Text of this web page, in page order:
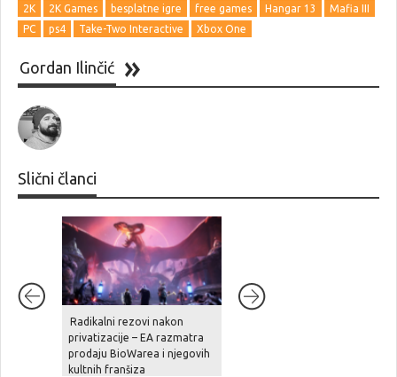
2K 2K Games besplatne igre free games Hangar 13
Mafia III
PC
ps4 Take-Two Interactive Xbox One
Gordan Ilinčić
Slični članci
Radikalni rezovi nakon
privatizacije – EA razmatra
prodaju BioWarea i njegovih
kultnih franšiza